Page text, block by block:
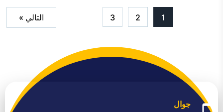
1
2
3 التالي »
جوال